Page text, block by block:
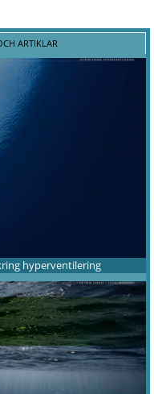
ARTIKLAR
hyperventilering